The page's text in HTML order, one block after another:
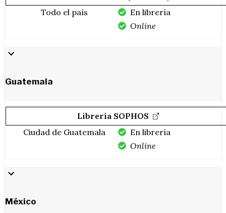
Todo el país
En librería
Online
Guatemala
Librería SOPHOS
Ciudad de Guatemala
En librería
Online
México